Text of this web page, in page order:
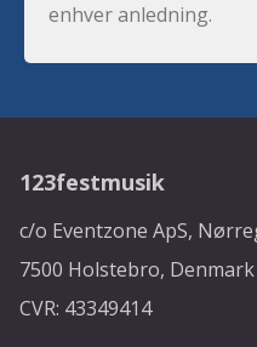
enhver anledning.
123festmusik
c/o Eventzone ApS,
7500 Holstebro, Denmark
CVR: 43349414